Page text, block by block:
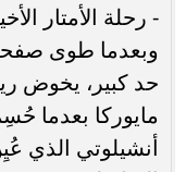
- رحلة الأمتار
وبعدما طوى
حد كبير، يخوض
مايوركا بعدما
أنشيلوتي الذي